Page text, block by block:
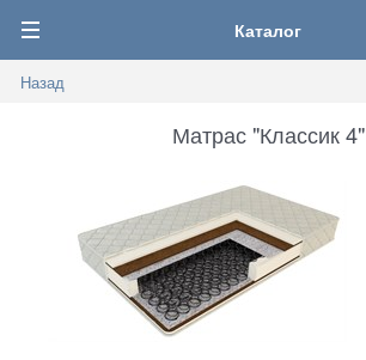
Каталог
Назад
Матрас "Классик 4"